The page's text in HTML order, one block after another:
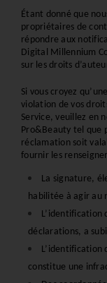
Étant donné que
propriétaires de
répondre aux
Digital Millennium
sur les droits
Si vous croyez
violation de vos
Service, veuillez en
Pro&Beauty tel que
réclamation soit
fournir les
La signature,
habilitée à agir au
L’identification
déclarations, a
L’identification
constitue une